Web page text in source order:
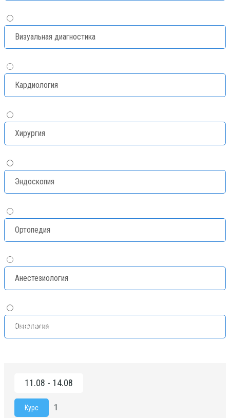
Визуальная диагностика
Кардиология
Хирургия
Эндоскопия
Ортопедия
Анестезиология
Онкология
11.08 - 14.08
Курс 1
Кардиология